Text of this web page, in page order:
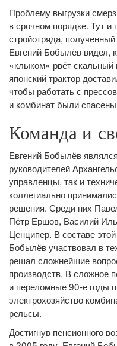
Проблему выгрузки
в срочном порядке. Тут и
стройотряда,
Евгений Бобылёв видел,
«клыком» рвёт
японский трактор
чтобы работать с
и комбинат были
Команда и
Евгений Бобылёв
руководителей
управленцы, так и
коллегиально
решения. Среди них
Пётр Ершов, Василий
Ценципер. В составе
Бобылёв участвовал в
решал сложнейшие
производств. В сложное
и переломные 90-е годы
электрохозяйство
рельсы.
Достигнув пенсионного